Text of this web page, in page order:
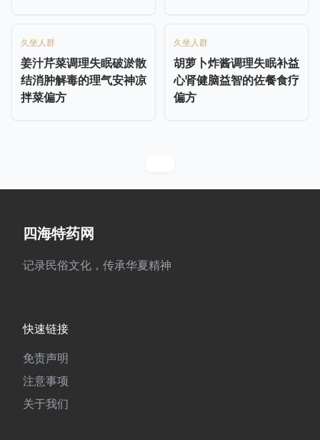
久坐人群
姜汁芹菜调理失眠破淤散
结消肿解毒的理气安神凉
拌菜偏方
久坐人群
胡萝卜炸酱调理失眠补益
心肾健脑益智的佐餐食疗
偏方
四海特药网
记录民俗文化，传承华夏精神
快速链接
免责声明
注意事项
关于我们